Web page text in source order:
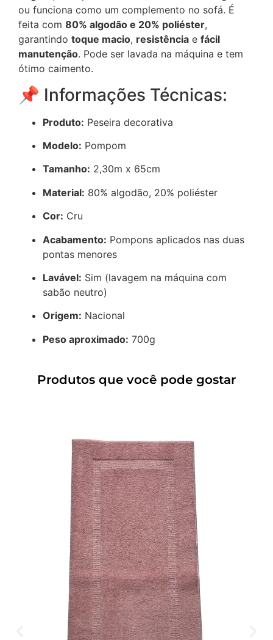
ou funciona como um complemento no sofá. É
feita com 80% algodão e 20% poliéster,
garantindo toque macio, resistência e fácil
manutenção. Pode ser lavada na máquina e tem
ótimo caimento.
📌 Informações Técnicas:
Produto: Peseira decorativa
Modelo: Pompom
Tamanho: 2,30m x 65cm
Material: 80% algodão, 20% poliéster
Cor: Cru
Acabamento: Pompons aplicados nas duas
pontas menores
Lavável: Sim (lavagem na máquina com
sabão neutro)
Origem: Nacional
Peso aproximado: 700g
Produtos que você pode gostar